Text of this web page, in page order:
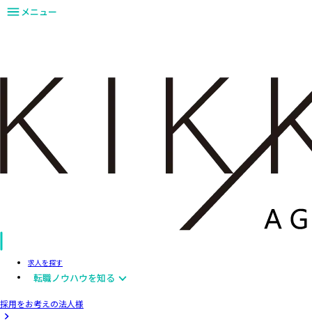
メニュー
求人を探す
転職ノウハウを知る
採用をお考えの法人様